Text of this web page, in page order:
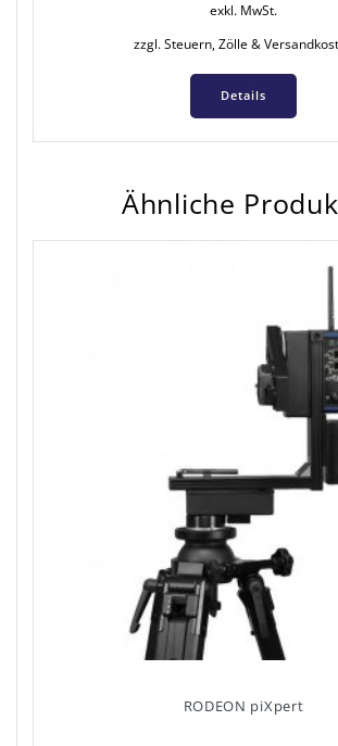
exkl. MwSt.
zzgl. Steuern, Zölle &
Details
Ähnliche
RODEON piXpert